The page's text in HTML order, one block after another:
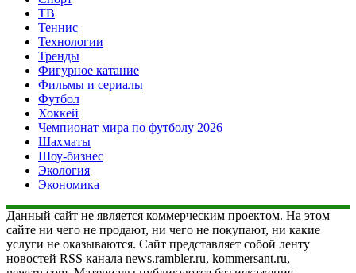
ТВ
Теннис
Технологии
Тренды
Фигурное катание
Фильмы и сериалы
Футбол
Хоккей
Чемпионат мира по футболу 2026
Шахматы
Шоу-бизнес
Экология
Экономика
Данный сайт не является коммерческим проектом. На этом
сайте ни чего не продают, ни чего не покупают, ни какие
услуги не оказываются. Сайт представляет собой ленту
новостей RSS канала news.rambler.ru, kommersant.ru,